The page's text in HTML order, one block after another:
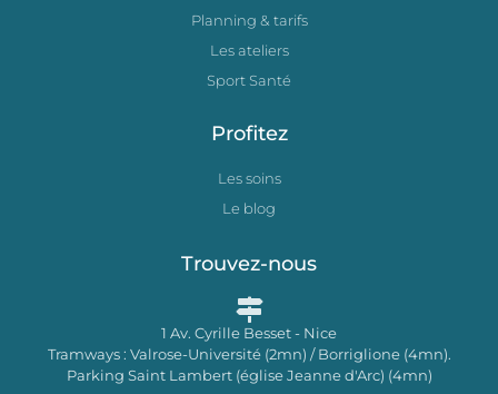
Planning & tarifs
Les ateliers
Sport Santé
Profitez
Les soins
Le blog
Trouvez-nous
1 Av. Cyrille Besset - Nice
Tramways : Valrose-Université (2mn) / Borriglione (4mn).
Parking Saint Lambert (église Jeanne d'Arc) (4mn)